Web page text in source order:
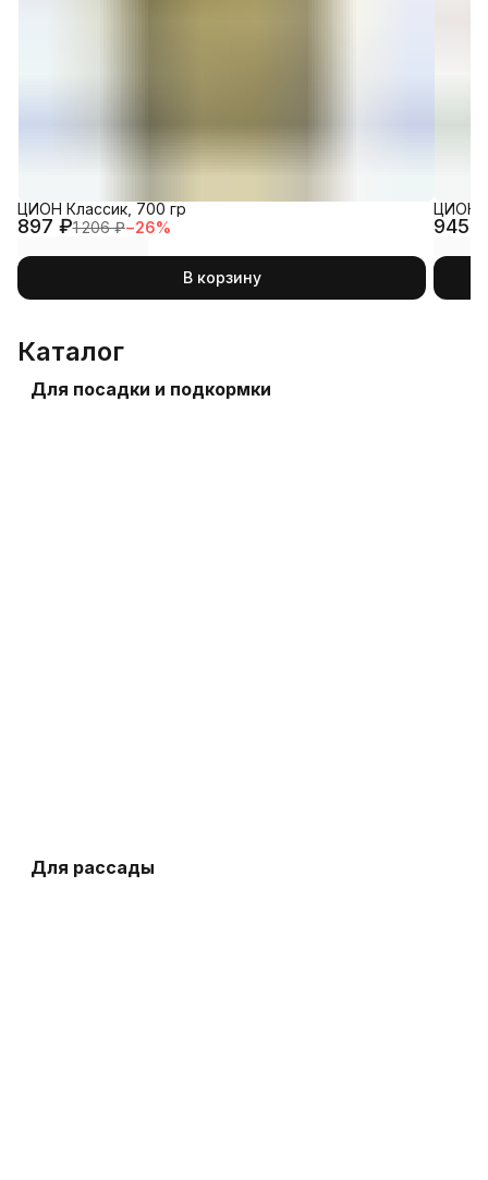
897 ₽1 206 ₽−26%
ЦИОН Классик, 700 гр
В корзину
945 ₽
ЦИОН
Каталог
Для посадки и подкормки
Для рассады